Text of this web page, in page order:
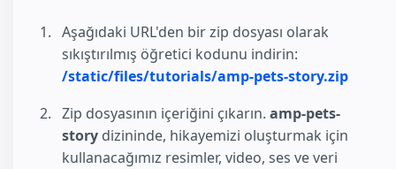
Aşağıdaki URL'den bir zip dosyası olarak
sıkıştırılmış öğretici kodunu indirin:
/static/files/tutorials/amp-pets-story.zip
Zip dosyasının içeriğini çıkarın. amp-pets-
story dizininde, hikayemizi oluşturmak için
kullanacağımız resimler, video, ses ve veri